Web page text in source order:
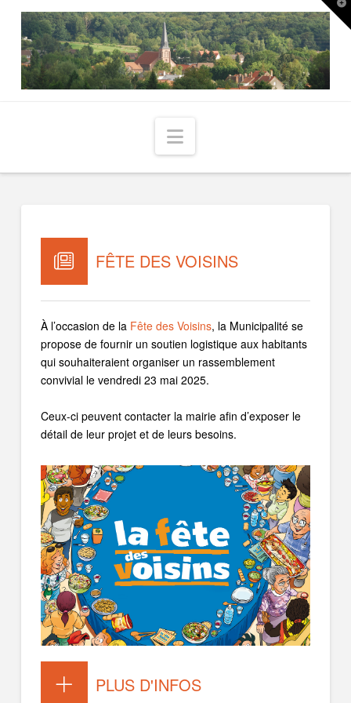
Navigation
FÊTE DES VOISINS
À l’occasion de la Fête des Voisins, la Municipalité se
propose de fournir un soutien logistique aux habitants
qui souhaiteraient organiser un rassemblement
convivial le vendredi 23 mai 2025.
Ceux-ci peuvent contacter la mairie afin d’exposer le
détail de leur projet et de leurs besoins.
PLUS D'INFOS